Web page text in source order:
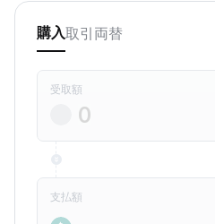
購入取引 両替
受取額
支払額